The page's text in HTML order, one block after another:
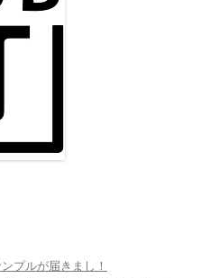
プルが届きまし！